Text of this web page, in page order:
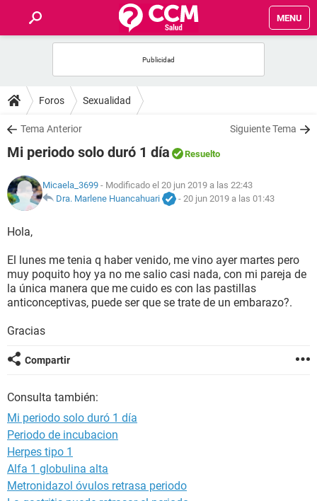
MENU
FOROS
SALUD
FAMILIA
NUTRICIÓN
BIENESTAR
SEXUALIDAD
GLOSARIO
Foros Sexualidad
Tema Anterior Siguiente Tema
Mi periodo solo duró 1 día Resuelto
Micaela_3699 - Modificado el 20 jun 2019 a las 22:43
Dra. Marlene Huancahuari
- 20 jun 2019 a las 01:43
Hola,
El lunes me tenia q haber venido, me vino ayer martes pero
muy poquito hoy ya no me salio casi nada, con mi pareja de
la única manera que me cuido es con las pastillas
anticonceptivas, puede ser que se trate de un embarazo?.
Gracias
Compartir
Consulta también:
Mi periodo solo duró 1 día
Periodo de incubacion
Herpes tipo 1
Alfa 1 globulina alta
Metronidazol óvulos retrasa periodo